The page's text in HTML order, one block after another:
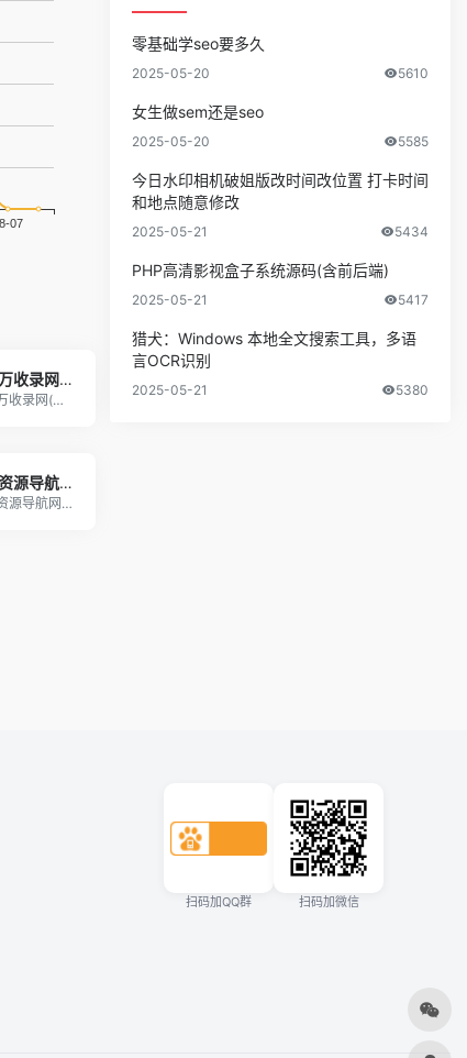
三万收录网_分类目录网_免费网站目录_网站收录_网址提交_免费收录网站
三万收录网(www.3wnm.cn)分类目录，免
好资源导航网
好资源导航网为您提供网站分类目录索引及网址大全库
零基础学seo要多久
2025-05-20 5610
女生做sem还是seo
2025-05-20 5585
今日水印相机破姐版改时间改位置 打卡时间
和地点随意修改
2025-05-21 5434
PHP高清影视盒子系统源码(含前后端)
2025-05-21 5417
猎犬：Windows 本地全文搜索工具，多语
言OCR识别
2025-05-21 5380
扫码加QQ群 扫码加微信